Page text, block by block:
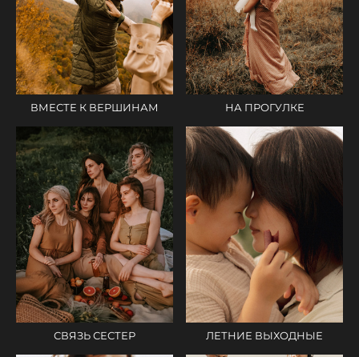
ВМЕСТЕ К ВЕРШИНАМ НА ПРОГУЛКЕ
СВЯЗЬ СЕСТЕР ЛЕТНИЕ ВЫХОДНЫЕ